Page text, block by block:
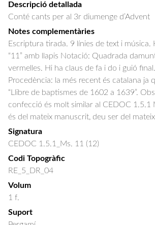
Descripció detallada
Conté cants per al 3r diumenge d’Advent
Notes complementàries
Escriptura tirada. 9 línies de text i música.
“11” amb llapis Notació: Quadrada
vermelles. Hi ha claus de fa i do i guió
Procedència: la més recent és catalana ja
“Llibre de baptismes de 1602 a 1639”.
confecció és molt similar al CEDOC 1.5.1
és del mateix manuscrit, deu ser del
Signatura
CEDOC 1.5.1_Ms. 11 (12)
Codi Topogràfic
RE_5_DR_04
Volum
1 f.
Suport